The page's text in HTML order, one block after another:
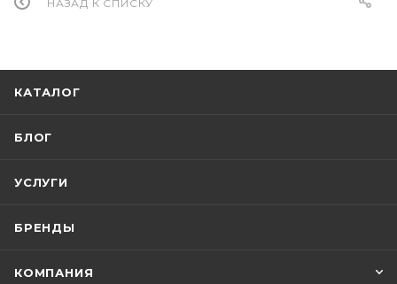
НАЗАД К СПИСКУ
КАТАЛОГ
БЛОГ
УСЛУГИ
БРЕНДЫ
КОМПАНИЯ